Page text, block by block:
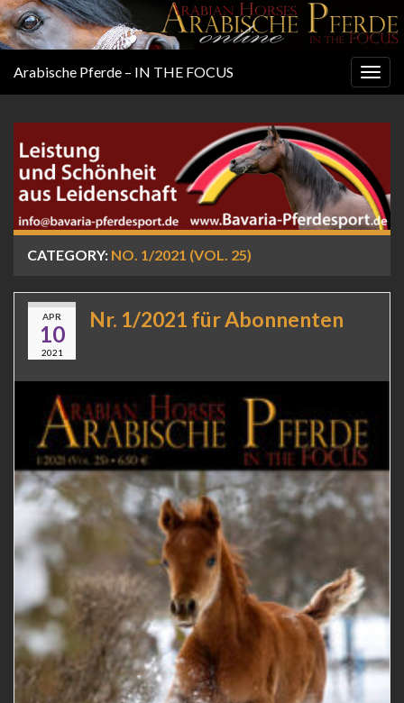
Arabische Pferde – IN THE FOCUS
CATEGORY: NO. 1/2021 (VOL. 25)
APR
10
2021
Nr. 1/2021 für Abonnenten